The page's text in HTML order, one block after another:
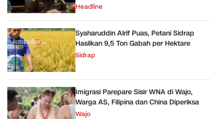
Headline
Syaharuddin Alrif Puas, Petani Sidrap
Hasilkan 9,5 Ton Gabah per Hektare
Sidrap
Imigrasi Parepare Sisir WNA di Wajo,
Warga AS, Filipina dan China Diperiksa
Wajo